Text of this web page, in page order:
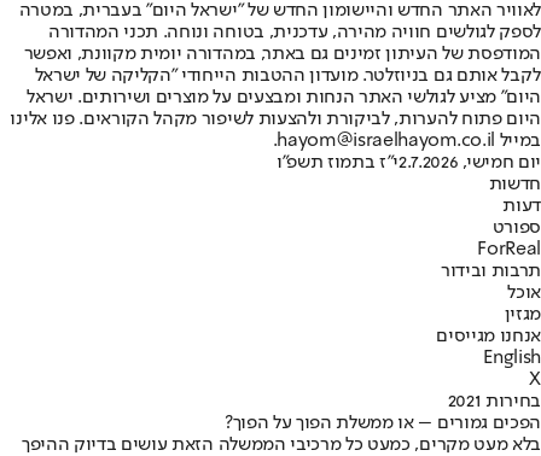
לאוויר האתר החדש והיישומון החדש של "ישראל היום" בעברית, במטרה
לספק לגולשים חוויה מהירה, עדכנית, בטוחה ונוחה. תכני המהדורה
המודפסת של העיתון זמינים גם באתר, במהדורה יומית מקוונת, ואפשר
לקבל אותם גם בניוזלטר. מועדון ההטבות הייחודי "הקליקה של ישראל
היום" מציע לגולשי האתר הנחות ומבצעים על מוצרים ושירותים. ישראל
היום פתוח להערות, לביקורת ולהצעות לשיפור מקהל הקוראים. פנו אלינו
במייל hayom@israelhayom.co.il.
יום חמישי, 2.7.2026
י"ז בתמוז תשפ"ו
חדשות
דעות
ספורט
ForReal
תרבות ובידור
אוכל
מגזין
אנחנו מגייסים
English
X
בחירות 2021
הפכים גמורים – או ממשלת הפוך על הפוך?
בלא מעט מקרים, כמעט כל מרכיבי הממשלה הזאת עושים בדיוק ההיפך